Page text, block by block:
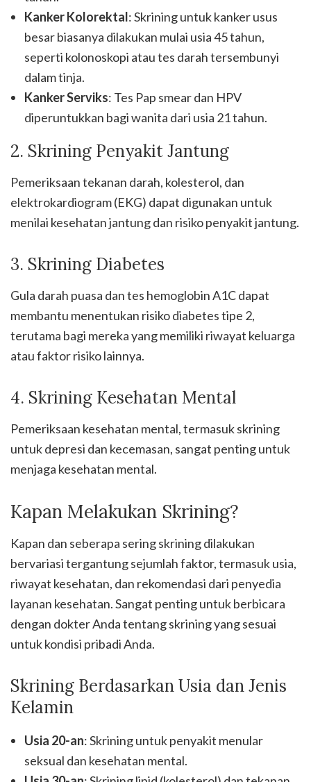
Kanker Kolorektal: Skrining untuk kanker usus
besar biasanya dilakukan mulai usia 45 tahun,
seperti kolonoskopi atau tes darah tersembunyi
dalam tinja.
Kanker Serviks: Tes Pap smear dan HPV
diperuntukkan bagi wanita dari usia 21 tahun.
2. Skrining Penyakit Jantung
Pemeriksaan tekanan darah, kolesterol, dan
elektrokardiogram (EKG) dapat digunakan untuk
menilai kesehatan jantung dan risiko penyakit jantung.
3. Skrining Diabetes
Gula darah puasa dan tes hemoglobin A1C dapat
membantu menentukan risiko diabetes tipe 2,
terutama bagi mereka yang memiliki riwayat keluarga
atau faktor risiko lainnya.
4. Skrining Kesehatan Mental
Pemeriksaan kesehatan mental, termasuk skrining
untuk depresi dan kecemasan, sangat penting untuk
menjaga kesehatan mental.
Kapan Melakukan Skrining?
Kapan dan seberapa sering skrining dilakukan
bervariasi tergantung sejumlah faktor, termasuk usia,
riwayat kesehatan, dan rekomendasi dari penyedia
layanan kesehatan. Sangat penting untuk berbicara
dengan dokter Anda tentang skrining yang sesuai
untuk kondisi pribadi Anda.
Skrining Berdasarkan Usia dan Jenis
Kelamin
Usia 20-an: Skrining untuk penyakit menular
seksual dan kesehatan mental.